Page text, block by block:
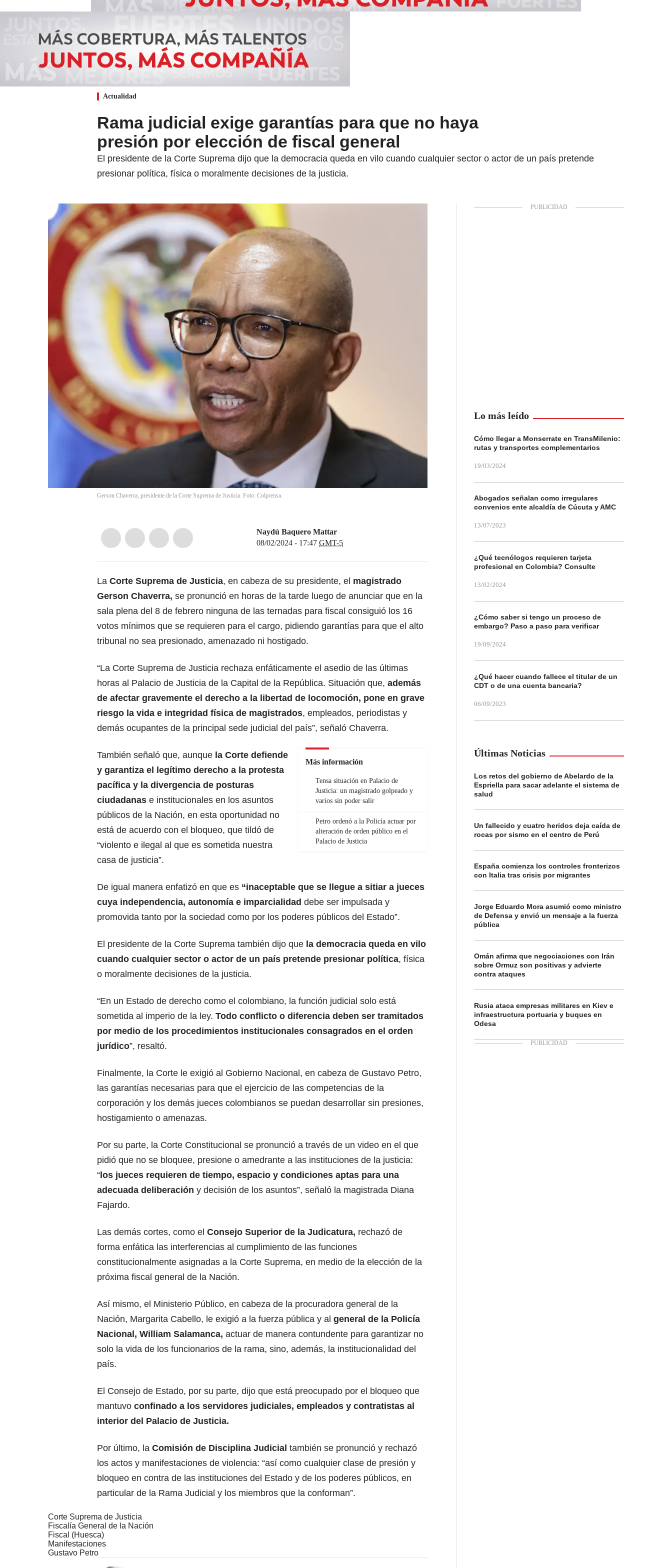
Actualidad
Rama judicial exige garantías para que no haya
presión por elección de fiscal general
El presidente de la Corte Suprema dijo que la democracia queda en vilo cuando cualquier sector o actor de un país pretende
presionar política, física o moralmente decisiones de la justicia.
Gerson Chaverra, presidente de la Corte Suprema de Justicia. Foto: Colprensa.
Naydú Baquero Mattar
08/02/2024 - 17:47 GMT-5
La Corte Suprema de Justicia, en cabeza de su presidente, el magistrado
Gerson Chaverra, se pronunció en horas de la tarde luego de anunciar que en la
sala plena del 8 de febrero ninguna de las ternadas para fiscal consiguió los 16
votos mínimos que se requieren para el cargo, pidiendo garantías para que el alto
tribunal no sea presionado, amenazado ni hostigado.
“La Corte Suprema de Justicia rechaza enfáticamente el asedio de las últimas
horas al Palacio de Justicia de la Capital de la República. Situación que, además
de afectar gravemente el derecho a la libertad de locomoción, pone en grave
riesgo la vida e integridad física de magistrados, empleados, periodistas y
demás ocupantes de la principal sede judicial del país”, señaló Chaverra.
Más información
Tensa situación en Palacio de
Justicia: un magistrado golpeado y
varios sin poder salir
Petro ordenó a la Policía actuar por
alteración de orden público en el
Palacio de Justicia
También señaló que, aunque la Corte defiende
y garantiza el legítimo derecho a la protesta
pacífica y la divergencia de posturas
ciudadanas e institucionales en los asuntos
públicos de la Nación, en esta oportunidad no
está de acuerdo con el bloqueo, que tildó de
“violento e ilegal al que es sometida nuestra
casa de justicia”.
De igual manera enfatizó en que es “inaceptable que se llegue a sitiar a jueces
cuya independencia, autonomía e imparcialidad debe ser impulsada y
promovida tanto por la sociedad como por los poderes públicos del Estado”.
El presidente de la Corte Suprema también dijo que la democracia queda en vilo
cuando cualquier sector o actor de un país pretende presionar política, física
o moralmente decisiones de la justicia.
“En un Estado de derecho como el colombiano, la función judicial solo está
sometida al imperio de la ley. Todo conflicto o diferencia deben ser tramitados
por medio de los procedimientos institucionales consagrados en el orden
jurídico”, resaltó.
Finalmente, la Corte le exigió al Gobierno Nacional, en cabeza de Gustavo Petro,
las garantías necesarias para que el ejercicio de las competencias de la
corporación y los demás jueces colombianos se puedan desarrollar sin presiones,
hostigamiento o amenazas.
Por su parte, la Corte Constitucional se pronunció a través de un video en el que
pidió que no se bloquee, presione o amedrante a las instituciones de la justicia:
“ los jueces requieren de tiempo, espacio y condiciones aptas para una
adecuada deliberación y decisión de los asuntos”, señaló la magistrada Diana
Fajardo.
Las demás cortes, como el Consejo Superior de la Judicatura, rechazó de
forma enfática las interferencias al cumplimiento de las funciones
constitucionalmente asignadas a la Corte Suprema, en medio de la elección de la
próxima fiscal general de la Nación.
Así mismo, el Ministerio Público, en cabeza de la procuradora general de la
Nación, Margarita Cabello, le exigió a la fuerza pública y al general de la Policía
Nacional, William Salamanca, actuar de manera contundente para garantizar no
solo la vida de los funcionarios de la rama, sino, además, la institucionalidad del
país.
El Consejo de Estado, por su parte, dijo que está preocupado por el bloqueo que
mantuvo confinado a los servidores judiciales, empleados y contratistas al
interior del Palacio de Justicia.
Por último, la Comisión de Disciplina Judicial también se pronunció y rechazó
los actos y manifestaciones de violencia: “así como cualquier clase de presión y
bloqueo en contra de las instituciones del Estado y de los poderes públicos, en
particular de la Rama Judicial y los miembros que la conforman”.
Corte Suprema de Justicia
Fiscalía General de la Nación
Fiscal (Huesca)
Manifestaciones
Gustavo Petro
Lo más leído
Cómo llegar a Monserrate en TransMilenio:
rutas y transportes complementarios
19/03/2024
Abogados señalan como irregulares
convenios ente alcaldía de Cúcuta y AMC
13/07/2023
¿Qué tecnólogos requieren tarjeta
profesional en Colombia? Consulte
13/02/2024
¿Cómo saber si tengo un proceso de
embargo? Paso a paso para verificar
19/09/2024
¿Qué hacer cuando fallece el titular de un
CDT o de una cuenta bancaria?
06/09/2023
Últimas Noticias
Los retos del gobierno de Abelardo de la
Espriella para sacar adelante el sistema de
salud
Un fallecido y cuatro heridos deja caída de
rocas por sismo en el centro de Perú
España comienza los controles fronterizos
con Italia tras crisis por migrantes
Jorge Eduardo Mora asumió como ministro
de Defensa y envió un mensaje a la fuerza
pública
Omán afirma que negociaciones con Irán
sobre Ormuz son positivas y advierte
contra ataques
Rusia ataca empresas militares en Kiev e
infraestructura portuaria y buques en
Odesa